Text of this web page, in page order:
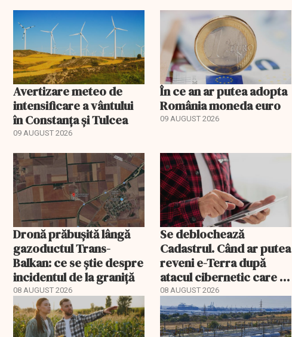
Avertizare meteo de
intensificare a vântului
în Constanța și Tulcea
09 AUGUST 2026
În ce an ar putea adopta
România moneda euro
09 AUGUST 2026
Dronă prăbușită lângă
gazoductul Trans-
Balkan: ce se știe despre
incidentul de la graniță
08 AUGUST 2026
Se deblochează
Cadastrul. Când ar putea
reveni e-Terra după
atacul cibernetic care a
blocat tranzacțiile
imobiliare
08 AUGUST 2026